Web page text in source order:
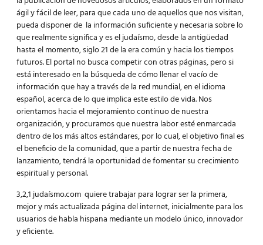
ágil y fácil de leer, para que cada uno de aquellos que nos visitan,
pueda disponer de la información suficiente y necesaria sobre lo
que realmente significa y es el judaísmo, desde la antigüedad
hasta el momento, siglo 21 de la era común y hacia los tiempos
futuros. El portal no busca competir con otras páginas, pero si
está interesado en la búsqueda de cómo llenar el vacío de
información que hay a través de la red mundial, en el idioma
español, acerca de lo que implica este estilo de vida. Nos
orientamos hacia el mejoramiento continuo de nuestra
organización, y procuramos que nuestra labor esté enmarcada
dentro de los más altos estándares, por lo cual, el objetivo final es
el beneficio de la comunidad, que a partir de nuestra fecha de
lanzamiento, tendrá la oportunidad de fomentar su crecimiento
espiritual y personal.
3,2,1 judaísmo.com quiere trabajar para lograr ser la primera,
mejor y más actualizada página del internet, inicialmente para los
usuarios de habla hispana mediante un modelo único, innovador
y eficiente.